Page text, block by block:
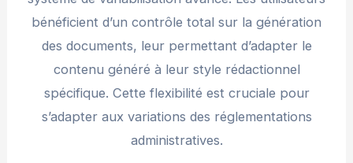
bénéficient d’un contrôle total sur la génération
des documents, leur permettant d’adapter le
contenu généré à leur style rédactionnel
spécifique. Cette flexibilité est cruciale pour
s’adapter aux variations des réglementations
administratives.